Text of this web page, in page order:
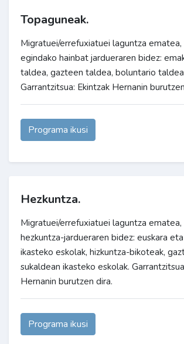
Topaguneak.
Migratuei/errefuxiatuei laguntza
egindako hainbat jardueraren bidez:
taldea, gazteen taldea, boluntario
Garrantzitsua: Ekintzak Hernanin
Programa ikusi
Hezkuntza.
Migratuei/errefuxiatuei laguntza ematea,
hezkuntza-jardueraren bidez: euskara
ikasteko eskolak, hizkuntza-bikoteak,
sukaldean ikasteko eskolak.
Hernanin burutzen dira.
Programa ikusi